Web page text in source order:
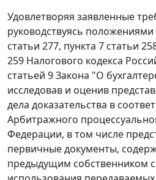
Удовлетворяя заявленные
руководствуясь положениями
статьи 277, пункта 7 статьи
259 Налогового кодекса
статьей 9Закона "О
исследовав и оценив
дела доказательства в
Арбитражного
Федерации, в том числе
первичные документы,
предыдущим собственником